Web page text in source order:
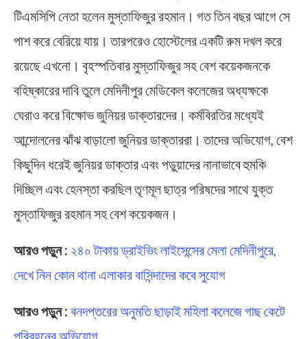
টিএমসিপি নেতা হলেন মুস্তাফিজুর রহমান। গত তিন বছর আগে সে
পাশ করে বেরিয়ে যায়। তারপরেও হোস্টেলের একটি রুম দখল করে
রয়েছে এখনো। বৃহস্পতিবার মুস্তাফিজুর সহ বেশ কয়েকজনকে
বহিষ্কারের দাবি তুলে মেদিনীপুর মেডিকেল কলেজের অধ্যক্ষকে
ঘেরাও করে বিক্ষোভ জুনিয়র ডাক্তারদের। কর্মবিরতির মধ্যেই
আন্দোলনের ঝাঁঝ বাড়ালো জুনিয়র ডাক্তাররা। তাদের অভিযোগ, বেশ
কিছুদিন ধরেই জুনিয়র ডাক্তার এবং পড়ুয়াদের নানাভাবে হুমকি
দিচ্ছিল এবং হেনস্তা করছিল তৃণমূল ছাত্র পরিষদের সাথে যুক্ত
মুস্তাফিজুর রহমান সহ বেশ কয়েকজন।
আরও পড়ুন : ২৪০ টাকায়ড্রাইভিং লাইসেন্সের মেলা মেদিনীপুরে,
দেখে নিন কোন থানা এলাকার বাসিন্দাদের কবে সুযোগ
আরও পড়ুন : বনদপ্তরের অনুমতি ছাড়াই মহিলা কলেজে গাছ কেটে
পরিবহনের অভিযোগ